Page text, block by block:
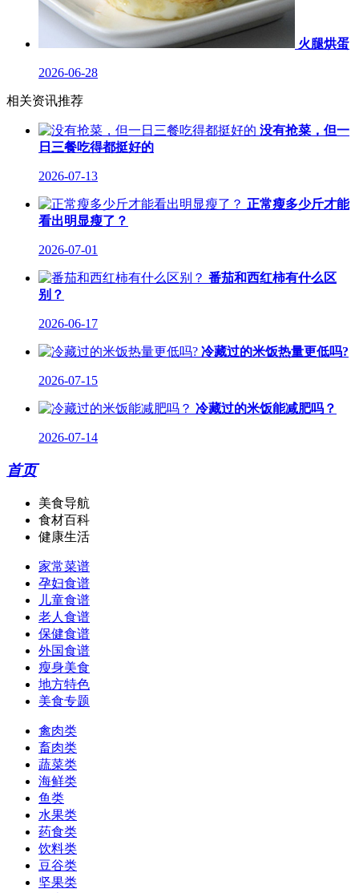
火腿烘蛋
2026-06-28
相关资讯推荐
没有抢菜，但一
日三餐吃得都挺好的
2026-07-13
正常瘦多少斤才能
看出明显瘦了？
2026-07-01
番茄和西红柿有什么区
别？
2026-06-17
冷藏过的米饭热量更低吗?
2026-07-15
冷藏过的米饭能减肥吗？
2026-07-14
首页
美食导航
食材百科
健康生活
家常菜谱
孕妇食谱
儿童食谱
老人食谱
保健食谱
外国食谱
瘦身美食
地方特色
美食专题
禽肉类
畜肉类
蔬菜类
海鲜类
鱼类
水果类
药食类
饮料类
豆谷类
坚果类